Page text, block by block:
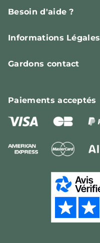
Besoin d'aide ?
Informations Légales
Gardons contact
Paiementsacceptés